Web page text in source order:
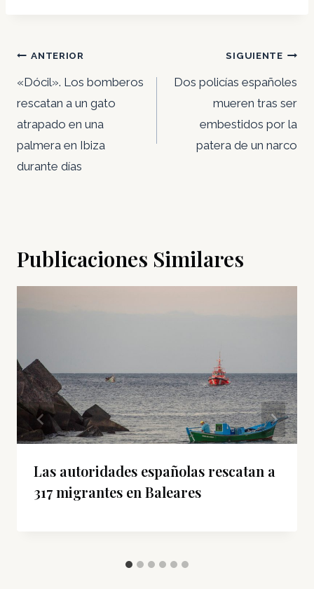
Navegación
de
entradas
ANTERIOR
«Dócil». Los bomberos
rescatan a un gato
atrapado en una
palmera en Ibiza
durante días
SIGUIENTE
Dos policías españoles
mueren tras ser
embestidos por la
patera de un narco
Publicaciones Similares
Las autoridades españolas rescatan a
317 migrantes en Baleares